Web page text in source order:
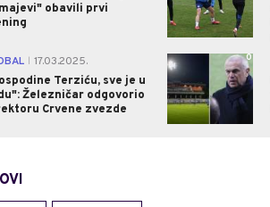
obavili prvi
17.03.2025.
Terziću, sve je u
Železničar odgovorio
Crvene zvezde
0